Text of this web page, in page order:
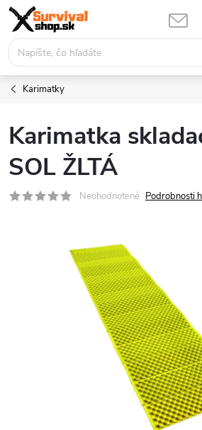
Prejsť
obsah
Karimatky
Karimatka
SOL ŽLTÁ
Neohodnotené Podrobnosti